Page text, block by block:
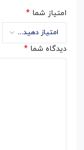
امتیاز شما *
دیدگاه شما *